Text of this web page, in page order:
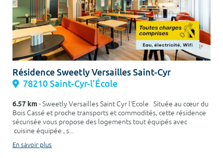
Résidence Sweetly Versailles Saint-Cyr
78210 Saint-Cyr-l'École
6.57 km- Sweetly Versailles Saint Cyr l'Ecole Située au cœur du
Bois Cassé et proche transports et commodités, cette résidence
sécurisée vous propose des logements tout équipés avec
cuisine équipée , s...
En savoir plus